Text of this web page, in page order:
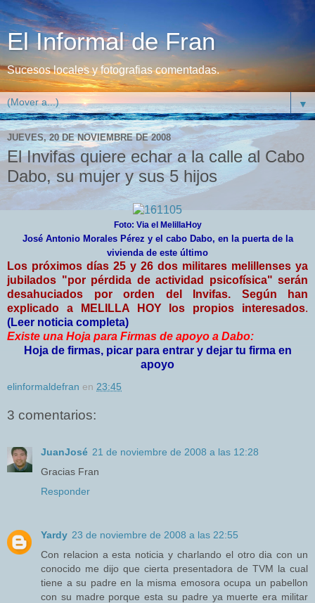
El Informal de Fran
Sucesos locales y fotografias comentadas.
▼
JUEVES, 20 DE NOVIEMBRE DE 2008
El Invifas quiere echar a la calle al Cabo
Dabo, su mujer y sus 5 hijos
Foto: Via el MelillaHoy
José Antonio Morales Pérez y el cabo Dabo, en la puerta de la
vivienda de este último
Los próximos días 25 y 26 dos militares melillenses ya
jubilados "por pérdida de actividad psicofísica" serán
desahuciados por orden del Invifas. Según han
explicado a MELILLA HOY los propios interesados.
(Leer noticia completa)
Existe una Hoja para Firmas de apoyo a Dabo:
Hoja de firmas, picar para entrar y dejar tu firma en
apoyo
elinformaldefran en 23:45
3 comentarios:
JuanJosé 21 de noviembre de 2008 a las 12:28
Gracias Fran
Responder
Yardy 23 de noviembre de 2008 a las 22:55
Con relacion a esta noticia y charlando el otro dia con un
conocido me dijo que cierta presentadora de TVM la cual
tiene a su padre en la misma emosora ocupa un pabellon
con su madre porque esta su padre ya muerte era militar